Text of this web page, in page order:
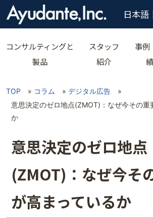
日本語
コンサルティングと
製品
スタッフ
紹介
事例
績
TOP » コラム » デジタル広告
»
意思決定のゼロ地点(ZMOT)：なぜ今その重
か
意思決定のゼロ地点
(ZMOT)：なぜ今そ
が高まっているか